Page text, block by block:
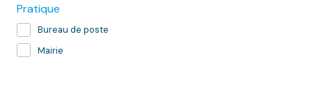
Pratique
Bureau de poste
Mairie